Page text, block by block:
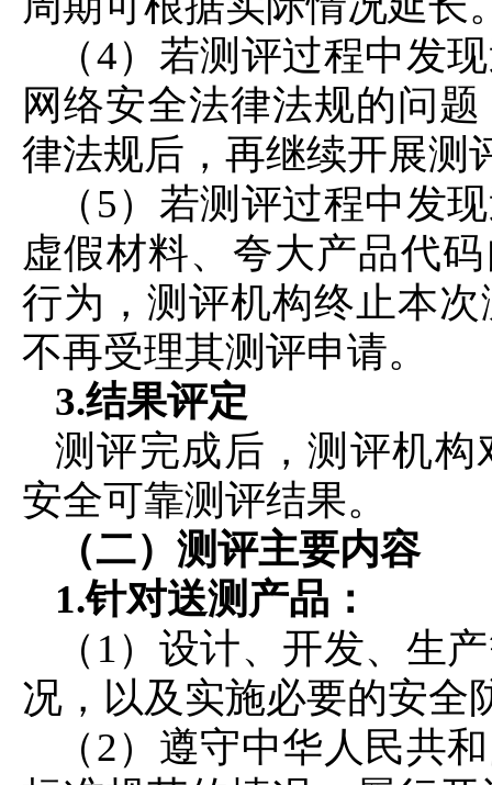
（4）若测评过程中发
网络安全法律法规的问
律法规后，再继续开展测
（5）若测评过程中发
虚假材料、夸大产品代
行为，测评机构终止本
不再受理其测评申请。
3.结果评定
测评完成后，测评机
安全可靠测评结果。
（二）测评主要内容
1.针对送测产品：
（1）设计、开发、生
况，以及实施必要的安全
（2）遵守中华人民共